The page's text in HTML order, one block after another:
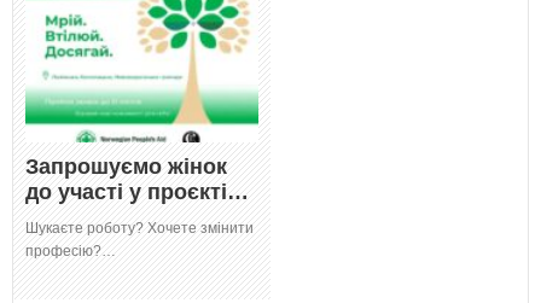
Запрошуємо жінок
до участі у проєкті…
Шукаєте роботу? Хочете змінити
професію?…